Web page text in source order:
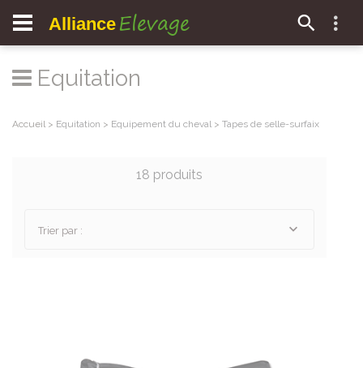
Alliance Elevage
Equitation
Accueil > Equitation > Equipement du cheval > Tapes de selle-surfaix
18 produits
Trier par :